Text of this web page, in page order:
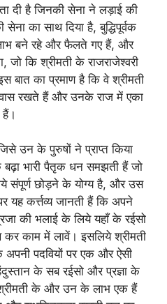
दी है जिनकी सेना ने लड़ाई की
का साथ दिया है, बुद्धिपूर्वक
बने रहे और फैलते गए हैं, और
जो कि श्रीमती के राजराजेश्वरी
बात का प्रमाण है कि वे श्रीमती
रखते हैं और उनके राज में एका
उन के पुरुषों ने प्राप्त किया
भारी पैतृक धन समझती हैं जो
संपूर्ण छोड़ने के योग्य है, और उस
कर्त्तव्य जानती हैं कि अपने
की भलाई के लिये यहाँ के रईसो
कर काम में लावें। इसलिये श्रीमती
अपनी पदवियों पर एक और ऐसी
के सब रईसो और प्रज्ञा के
श्रीमती के और उन के लाभ एक हैं